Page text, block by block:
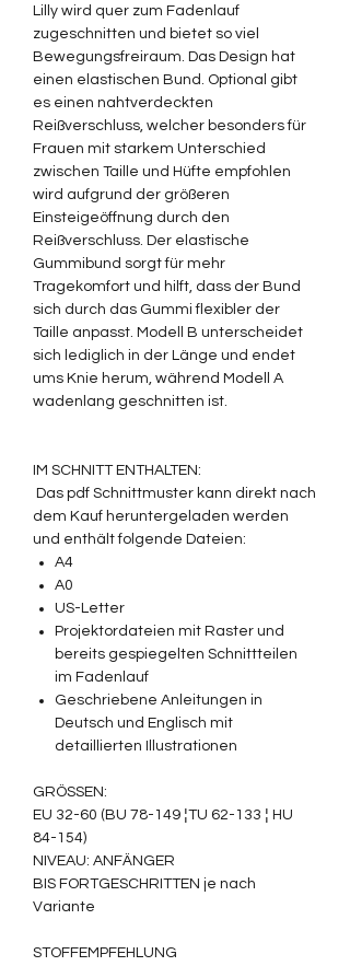
Lilly wird quer zum Fadenlauf
zugeschnitten und bietet so viel
Bewegungsfreiraum. Das Design hat
einen elastischen Bund. Optional gibt
es einen nahtverdeckten
Reißverschluss, welcher besonders für
Frauen mit starkem Unterschied
zwischen Taille und Hüfte empfohlen
wird aufgrund der größeren
Einsteigeöffnung durch den
Reißverschluss. Der elastische
Gummibund sorgt für mehr
Tragekomfort und hilft, dass der Bund
sich durch das Gummi flexibler der
Taille anpasst. Modell B unterscheidet
sich lediglich in der Länge und endet
ums Knie herum, während Modell A
wadenlang geschnitten ist.
IM SCHNITT ENTHALTEN:
Das pdf Schnittmuster kann direkt nach
dem Kauf heruntergeladen werden
und enthält folgende Dateien:
A4
A0
US-Letter
Projektordateien mit Raster und
bereits gespiegelten Schnittteilen
im Fadenlauf
Geschriebene Anleitungen in
Deutsch und Englisch mit
detaillierten Illustrationen
GRÖSSEN:
EU 32-60 (BU 78-149 ¦TU 62-133 ¦ HU
84-154)
NIVEAU: ANFÄNGER
BIS FORTGESCHRITTEN je nach
Variante
STOFFEMPFEHLUNG